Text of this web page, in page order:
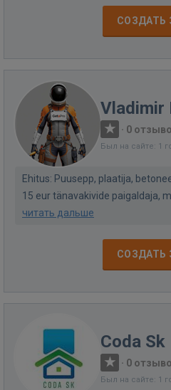
СОЗДАТЬ
Vladimir
· 0
Был на сайте: 1
Ehitus: Puusepp, plaatija,
15 eur tänavakivide paigaldaja,
читать дальше
СОЗДАТЬ
Coda Sk
· 0
Был на сайте: 1